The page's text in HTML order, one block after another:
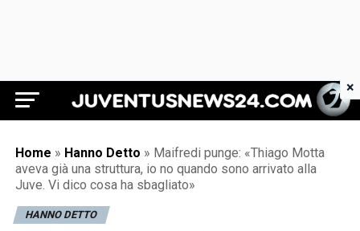
Juventus News 24
Home » Hanno Detto » Maifredi punge: «Thiago Motta
aveva già una struttura, io no quando sono arrivato alla
Juve. Vi dico cosa ha sbagliato»
HANNO DETTO
×